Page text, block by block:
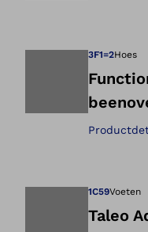
3F1=2Hoes
1C59Voeten
Taleo